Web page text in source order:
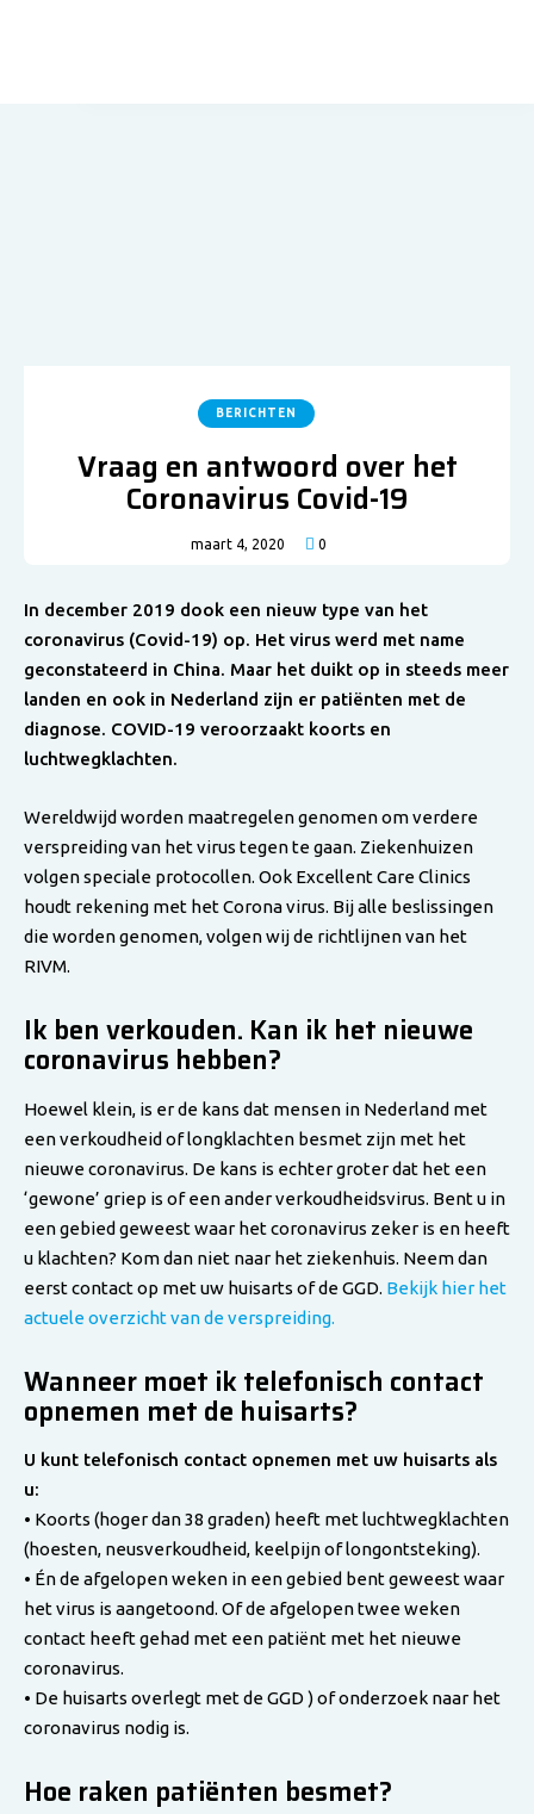
BERICHTEN
Vraag en antwoord over het
Coronavirus Covid-19
maart 4, 2020 0
In december 2019 dook een nieuw type van het
coronavirus (Covid-19) op. Het virus werd met name
geconstateerd in China. Maar het duikt op in steeds meer
landen en ook in Nederland zijn er patiënten met de
diagnose. COVID-19 veroorzaakt koorts en
luchtwegklachten.
Wereldwijd worden maatregelen genomen om verdere
verspreiding van het virus tegen te gaan. Ziekenhuizen
volgen speciale protocollen. Ook Excellent Care Clinics
houdt rekening met het Corona virus. Bij alle beslissingen
die worden genomen, volgen wij de richtlijnen van het
RIVM.
Ik ben verkouden. Kan ik het nieuwe
coronavirus hebben?
Hoewel klein, is er de kans dat mensen in Nederland met
een verkoudheid of longklachten besmet zijn met het
nieuwe coronavirus. De kans is echter groter dat het een
‘gewone’ griep is of een ander verkoudheidsvirus. Bent u in
een gebied geweest waar het coronavirus zeker is en heeft
u klachten? Kom dan niet naar het ziekenhuis. Neem dan
eerst contact op met uw huisarts of de GGD. Bekijk hier het
actuele overzicht van de verspreiding.
Wanneer moet ik telefonisch contact
opnemen met de huisarts?
U kunt telefonisch contact opnemen met uw huisarts als
u:
• Koorts (hoger dan 38 graden) heeft met luchtwegklachten
(hoesten, neusverkoudheid, keelpijn of longontsteking).
• Én de afgelopen weken in een gebied bent geweest waar
het virus is aangetoond. Of de afgelopen twee weken
contact heeft gehad met een patiënt met het nieuwe
coronavirus.
• De huisarts overlegt met de GGD ) of onderzoek naar het
coronavirus nodig is.
Hoe raken patiënten besmet?